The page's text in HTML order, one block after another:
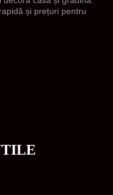
și prețuri pentru